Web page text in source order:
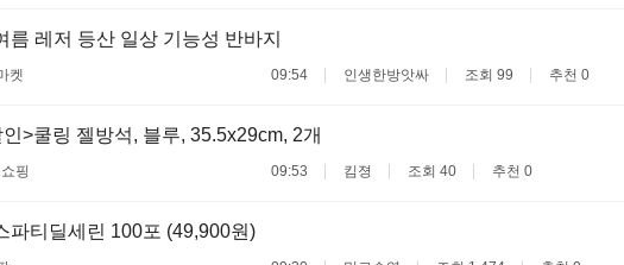
름 레저 등산 일상 기능성 반바지
켓 09:54 인생한방앗싸 조회 99 추천 0
>쿨링 젤방석, 블루, 35.5x29cm, 2개
핑 09:53 킴졍 조회 40 추천 0
파티딜세린 100포 (49,900원)